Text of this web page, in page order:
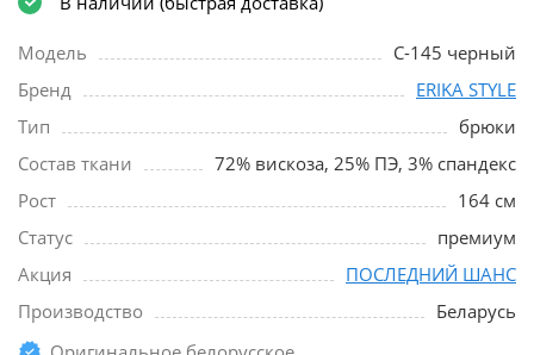
Модель
С-145 черный
Бренд
ERIKA STYLE
Тип
брюки
Состав ткани
72% вискоза, 25% ПЭ, 3% спандекс
Рост
164 см
Статус
премиум
Акция
ПОСЛЕДНИЙ ШАНС
Производство
Беларусь